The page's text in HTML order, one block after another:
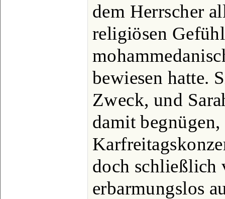
dem Herrscher
religiösen
bewiesen hatte.
Zweck, und
damit
doch schließlich
erbarmungslos